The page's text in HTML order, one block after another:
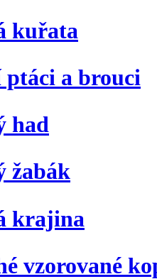
kuřata
a brouci
had
žabák
krajina
vzorované